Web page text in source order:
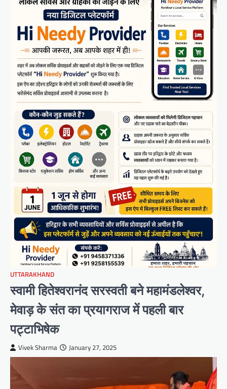
UTTARAKHAND
स्वामी हितेश्वरानंद सरस्वती बने महामंडलेश्वर,
मेवाड़ के संत का प्रयागराज में पहली बार
पट्टाभिषेक
Vivek Sharma January 27, 2025